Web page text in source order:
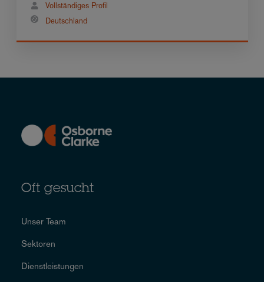
Vollständiges Profil
Deutschland
Oft gesucht
Unser Team
Sektoren
Dienstleistungen